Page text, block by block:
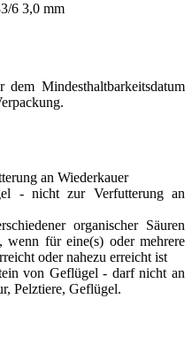
6 3,0 mm
Mindesthaltbarkeitsdatum
an Wiederkauer
- nicht zur Verfutterung an
organischer Säuren
wenn für eine(s) oder mehrere
oder nahezu erreicht ist
von Geflügel - darf nicht an
Pelztiere, Geflügel.